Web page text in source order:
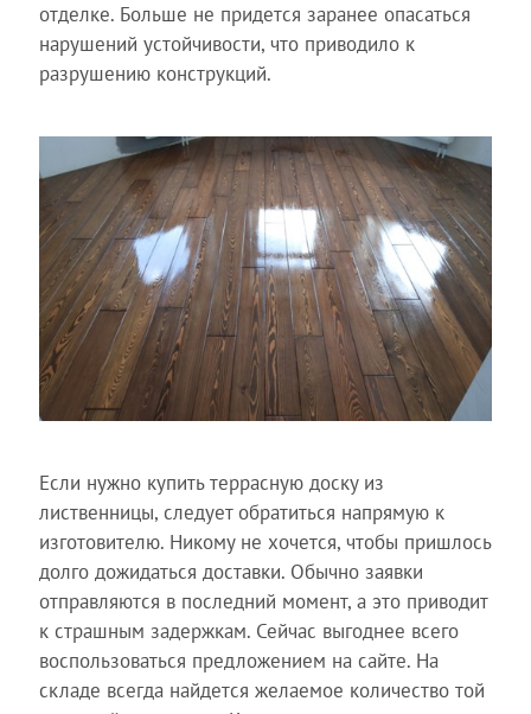
отделке. Больше не придется заранее опасаться
нарушений устойчивости, что приводило к
разрушению конструкций.
Если нужно купить террасную доску из
лиственницы, следует обратиться напрямую к
изготовителю. Никому не хочется, чтобы пришлось
долго дожидаться доставки. Обычно заявки
отправляются в последний момент, а это приводит
к страшным задержкам. Сейчас выгоднее всего
воспользоваться предложением на сайте. На
складе всегда найдется желаемое количество той